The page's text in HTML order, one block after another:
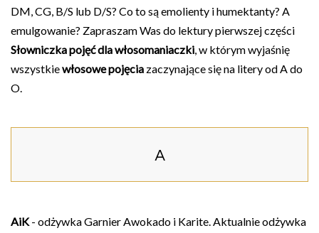
DM, CG, B/S lub D/S? Co to są emolienty i humektanty? A
emulgowanie? Zapraszam Was do lektury pierwszej części
Słowniczka pojęć dla włosomaniaczki, w którym wyjaśnię
wszystkiewłosowe pojęcia zaczynające się na litery od A do
O.
A
AiK- odżywka Garnier Awokado i Karite. Aktualnie odżywka